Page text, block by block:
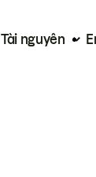
Tài nguyên